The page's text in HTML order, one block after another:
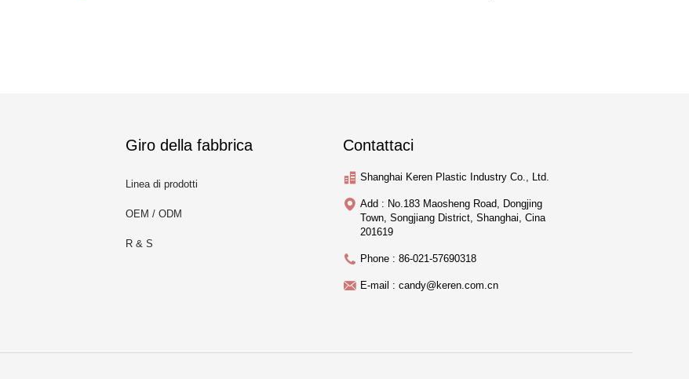
Giro della fabbrica
Linea di prodotti
OEM / ODM
R & S
Contattaci
Shanghai Keren Plastic Industry Co., Ltd.
Add : No.183 Maosheng Road, Dongjing
Town, Songjiang District, Shanghai, Cina
201619
Phone : 86-021-57690318
E-mail : candy@keren.com.cn